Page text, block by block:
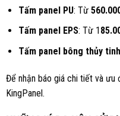
Tấm panel PU: Từ
Tấm panel EPS: Từ 1
Tấm panel bông thủy tinh
Để nhận báo giá chi tiết và ưu
KingPanel.